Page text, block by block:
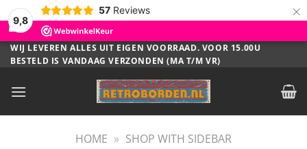
9,8
57 Reviews ×
Ga
naar
WIJ LEVEREN ALLES UIT EIGEN VOORRAAD. VOOR 15.00U
BESTELD IS VANDAAG VERZONDEN (MA T/M VR)
HOME » SHOP WITH SIDEBAR